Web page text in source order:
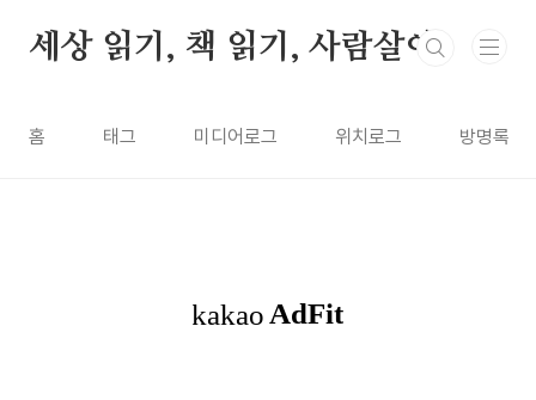
세상 읽기, 책 읽기, 사람살이
홈 태그 미디어로그 위치로그 방명록